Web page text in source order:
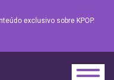
exclusivo sobre KPOP.